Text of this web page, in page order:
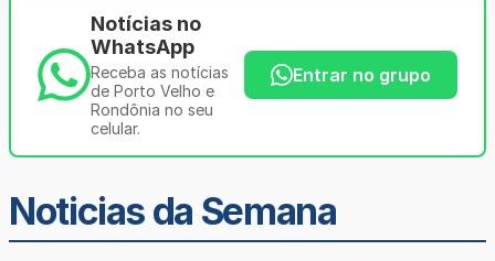
Notícias no
WhatsApp
Receba as notícias
de Porto Velho e
Rondônia no seu
celular.
Entrar no grupo
Noticias da Semana